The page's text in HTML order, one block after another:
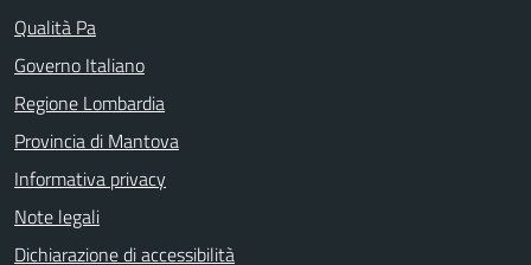
Qualità Pa
Governo Italiano
Regione Lombardia
Provincia di Mantova
Informativa privacy
Note legali
Dichiarazione di accessibilità